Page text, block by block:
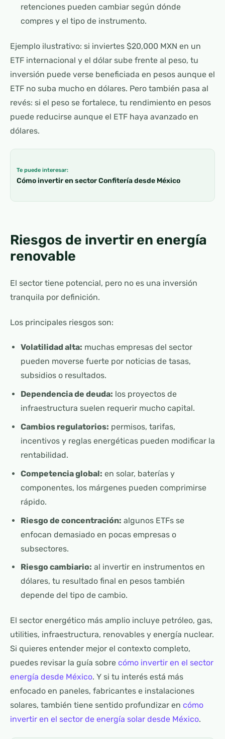
retenciones pueden cambiar según dónde
compres y el tipo de instrumento.
Ejemplo ilustrativo: si inviertes $20,000 MXN en un
ETF internacional y el dólar sube frente al peso, tu
inversión puede verse beneficiada en pesos aunque el
ETF no suba mucho en dólares. Pero también pasa al
revés: si el peso se fortalece, tu rendimiento en pesos
puede reducirse aunque el ETF haya avanzado en
dólares.
Te puede interesar:
Cómo invertir en sector Confitería desde México
Riesgos de invertir en energía
renovable
El sector tiene potencial, pero no es una inversión
tranquila por definición.
Los principales riesgos son:
Volatilidad alta: muchas empresas del sector
pueden moverse fuerte por noticias de tasas,
subsidios o resultados.
Dependencia de deuda: los proyectos de
infraestructura suelen requerir mucho capital.
Cambios regulatorios: permisos, tarifas,
incentivos y reglas energéticas pueden modificar la
rentabilidad.
Competencia global: en solar, baterías y
componentes, los márgenes pueden comprimirse
rápido.
Riesgo de concentración: algunos ETFs se
enfocan demasiado en pocas empresas o
subsectores.
Riesgo cambiario: al invertir en instrumentos en
dólares, tu resultado final en pesos también
depende del tipo de cambio.
El sector energético más amplio incluye petróleo, gas,
utilities, infraestructura, renovables y energía nuclear.
Si quieres entender mejor el contexto completo,
puedes revisar la guía sobre cómo invertir en el sector
energía desde México. Y si tu interés está más
enfocado en paneles, fabricantes e instalaciones
solares, también tiene sentido profundizar en cómo
invertir en el sector de energía solar desde México.